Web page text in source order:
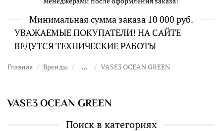
Минимальная сумма заказа 10 000 руб.
УВАЖАЕМЫЕ ПОКУПАТЕЛИ! НА САЙТЕ
ВЕДУТСЯ ТЕХНИЧЕСКИЕ РАБОТЫ
Главная Бренды ... VASE3 OCEAN GREEN
VASE3 OCEAN GREEN
Поиск в категориях